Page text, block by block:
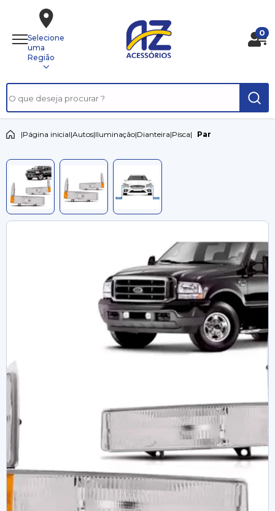
Selecione
uma
Região
0
|Página inicial|Autos|Iluminação|Dianteira|Pisca| Par